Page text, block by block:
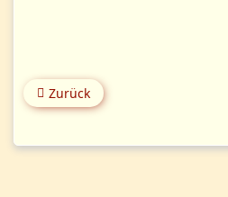
Vorheriger Beitrag: Cha006
Zurück